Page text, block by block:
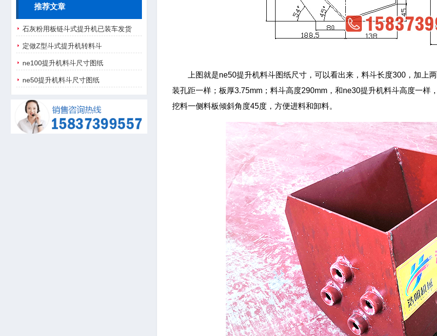
上图就是ne50提升机料斗图纸尺寸，可以看出来，料斗长度300，加上
装孔距一样；板厚3.75mm；料斗高度290mm，和ne30提升机料斗高度一
挖料一侧料板倾斜角度45度，方便进料和卸料。
推荐文章
石灰粉用板链斗式提升机已装车发货
定做Z型斗式提升机转料斗
ne100提升机料斗尺寸图纸
ne50提升机料斗尺寸图纸